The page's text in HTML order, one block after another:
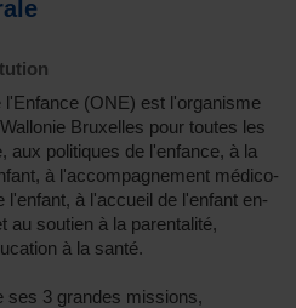
(ONE) est l'organisme
Bruxelles pour toutes les
aux politiques de l'enfance, à la
à l'accompagnement médico-
à l'accueil de l'enfant en-
au soutien à la parentalité,
à la santé.
ses 3 grandes missions,